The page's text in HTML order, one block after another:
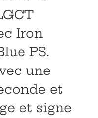
Iron
PS.
une
et
et signe